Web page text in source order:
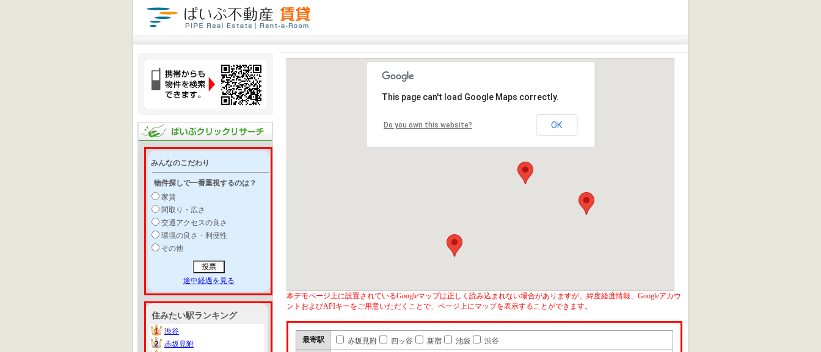
みんなのこだわり
物件探しで一番重視するのは？
家賃
間取り・広さ
交通アクセスの良さ
環境の良さ・利便性
その他
途中経過を見る
住みたい駅ランキング
1
1
渋谷
2
2
赤坂見附
This page can't load Google Maps correctly.
Do you own this website? OK
本デモページ上に設置されているGoogleマップは正しく読み込まれない場合がありますが、緯度経度情報、Googleアカウ
ントおよびAPIキーをご用意いただくことで、ページ上にマップを表示することができます。
最寄駅 赤坂見附 四ッ谷 新宿 池袋 渋谷